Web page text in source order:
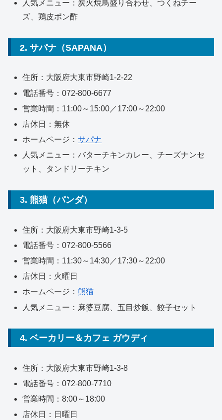
人気メニュー：炭火焼鳥盛り合わせ、つくねチー
ズ、鶏皮ポン酢
2. サパナ（SAPANA）
住所：大阪府大東市野崎1-2-22
電話番号：072-800-6677
営業時間：11:00～15:00／17:00～22:00
店休日：無休
ホームページ：サパナ
人気メニュー：バターチキンカレー、チーズナンセ
ット、タンドリーチキン
3. 熊猫（パンダ）
住所：大阪府大東市野崎1-3-5
電話番号：072-800-5566
営業時間：11:30～14:30／17:30～22:00
店休日：火曜日
ホームページ： 熊猫
人気メニュー：麻婆豆腐、五目炒飯、餃子セット
4. ベーカリー＆カフェ ガウディ
住所：大阪府大東市野崎1-3-8
電話番号：072-800-7710
営業時間：8:00～18:00
店休日：日曜日